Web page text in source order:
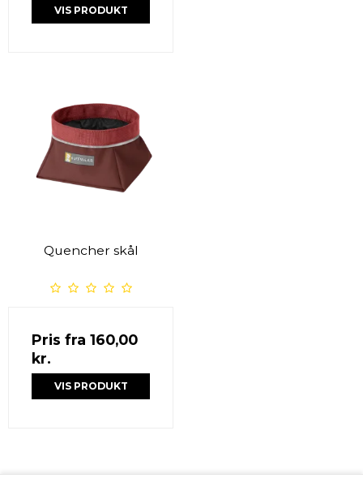
VIS PRODUKT
Quencher skål
Pris fra 160,00
kr.
VIS PRODUKT